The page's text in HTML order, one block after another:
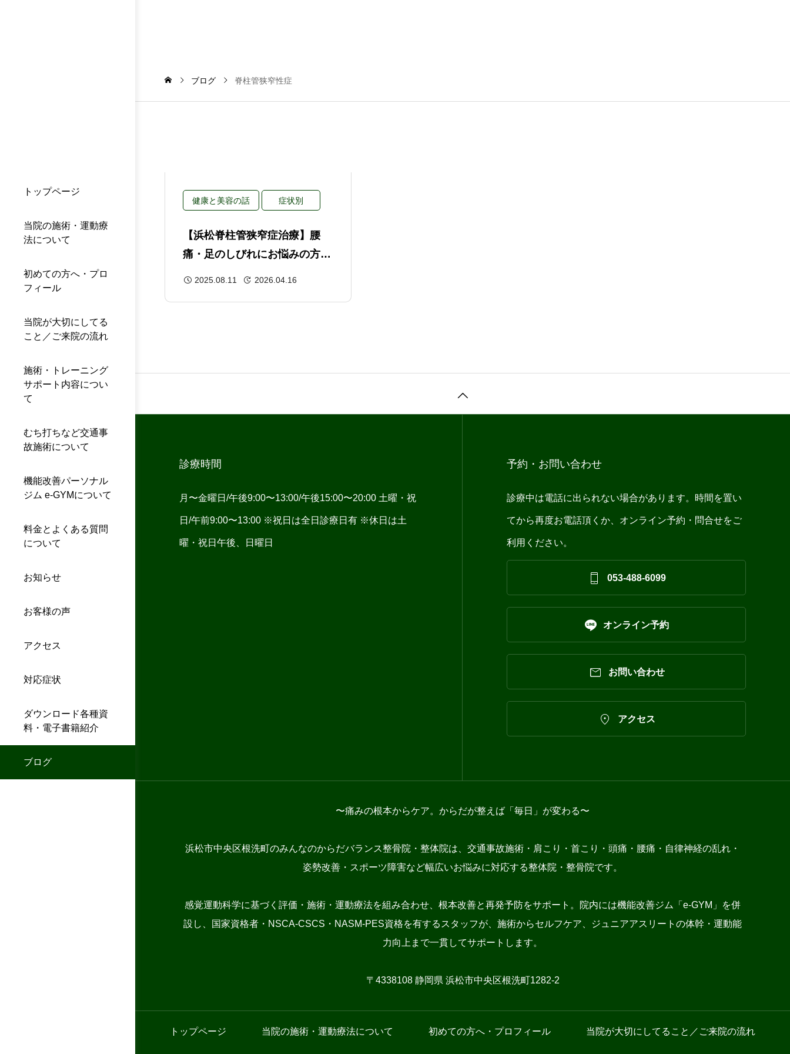
トップページ
当院の施術・運動療
法について
初めての方へ・プロ
フィール
当院が大切にしてる
こと／ご来院の流れ
施術・トレーニング
サポート内容につい
て
むち打ちなど交通事
故施術について
機能改善パーソナル
ジム e-GYMについて
料金とよくある質問
について
お知らせ
お客様の声
アクセス
対応症状
ダウンロード各種資
料・電子書籍紹介
ブログ
ブログ 脊柱管狭窄性症
健康と美容の話 症状別
【浜松脊柱管狭窄症治療】腰
痛・足のしびれにお悩みの方へ
2025.08.11 2026.04.16
診療時間
月〜金曜日/午後9:00〜13:00/午後15:00〜20:00 土曜・祝
日/午前9:00〜13:00 ※祝日は全日診療日有 ※休日は土
曜・祝日午後、日曜日
予約・お問い合わせ
診療中は電話に出られない場合があります。時間を置い
てから再度お電話頂くか、オンライン予約・問合せをご
利用ください。
 053-488-6099
 オンライン予約
 お問い合わせ
 アクセス
〜痛みの根本からケア。からだが整えば「毎日」が変わる〜
浜松市中央区根洗町のみんなのからだバランス整骨院・整体院は、交通事故施術・肩こり・首こり・頭痛・腰痛・自律神経の乱れ・
姿勢改善・スポーツ障害など幅広いお悩みに対応する整体院・整骨院です。
感覚運動科学に基づく評価・施術・運動療法を組み合わせ、根本改善と再発予防をサポート。院内には機能改善ジム「e-GYM」を併
設し、国家資格者・NSCA-CSCS・NASM-PES資格を有するスタッフが、施術からセルフケア、ジュニアアスリートの体幹・運動能
力向上まで一貫してサポートします。
〒4338108 静岡県 浜松市中央区根洗町1282-2
トップページ 当院の施術・運動療法について 初めての方へ・プロフィール 当院が大切にしてること／ご来院の流れ